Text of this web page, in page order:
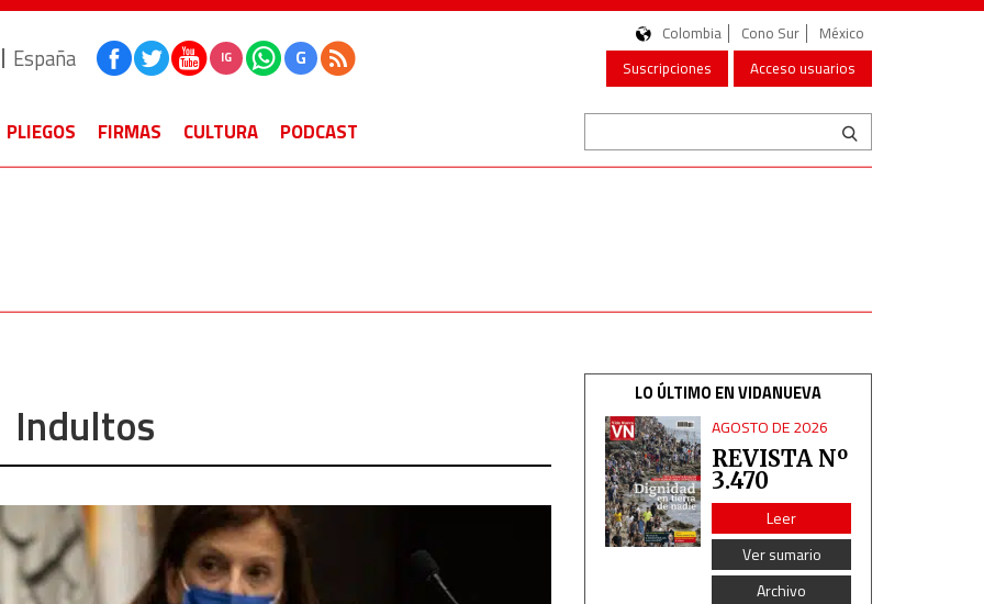
España IG G
Colombia Cono Sur
México
Suscripciones
Acceso usuarios
PLIEGOS FIRMAS CULTURA PODCAST
Indultos
LO ÚLTIMO EN VIDANUEVA
AGOSTO DE 2026
REVISTA Nº
3.470
Leer
Ver sumario
Archivo